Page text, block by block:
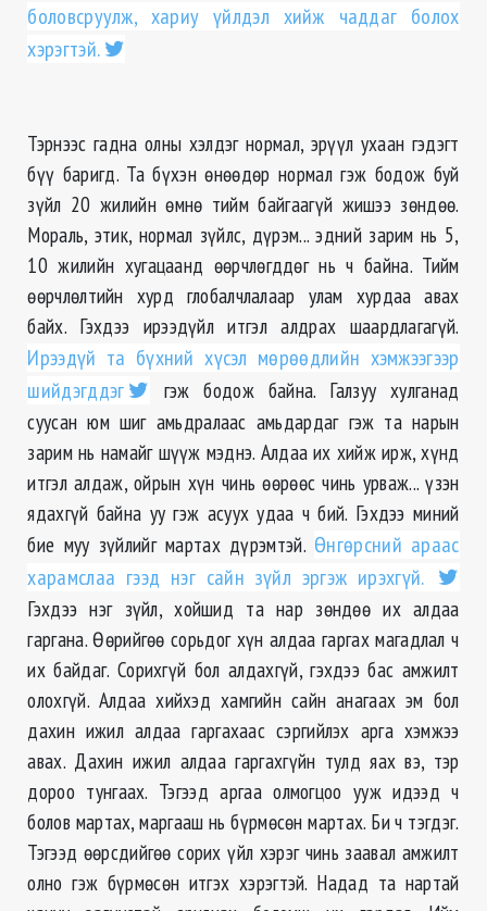
боловсруулж, хариу үйлдэл хийж чаддаг болох
хэрэгтэй.
Тэрнээс гадна олны хэлдэг нормал, эрүүл ухаан гэдэгт
бүү баригд. Та бүхэн өнөөдөр нормал гэж бодож буй
зүйл 20 жилийн өмнө тийм байгаагүй жишээ зөндөө.
Мораль, этик, нормал зүйлс, дүрэм... эдний зарим нь 5,
10 жилийн хугацаанд өөрчлөгддөг нь ч байна. Тийм
өөрчлөлтийн хурд глобалчлалаар улам хурдаа авах
байх. Гэхдээ ирээдүйл итгэл алдрах шаардлагагүй.
Ирээдүй та бүхний хүсэл мөрөөдлийн хэмжээгээр
шийдэгддэг
гэж бодож байна. Галзуу хулганад
суусан юм шиг амьдралаас амьдардаг гэж та нарын
зарим нь намайг шүүж мэднэ. Алдаа их хийж ирж, хүнд
итгэл алдаж, ойрын хүн чинь өөрөөс чинь урваж... үзэн
ядахгүй байна уу гэж асуух удаа ч бий. Гэхдээ миний
бие муу зүйлийг мартах дүрэмтэй. Өнгөрсний араас
харамслаа гээд нэг сайн зүйл эргэж ирэхгүй.
Гэхдээ нэг зүйл, хойшид та нар зөндөө их алдаа
гаргана. Өөрийгөө сорьдог хүн алдаа гаргах магадлал ч
их байдаг. Сорихгүй бол алдахгүй, гэхдээ бас амжилт
олохгүй. Алдаа хийхэд хамгийн сайн анагаах эм бол
дахин ижил алдаа гаргахаас сэргийлэх арга хэмжээ
авах. Дахин ижил алдаа гаргахгүйн тулд яах вэ, тэр
дороо тунгаах. Тэгээд аргаа олмогцоо ууж идээд ч
болов мартах, маргааш нь бүрмөсөн мартах. Би ч тэгдэг.
Тэгээд өөрсдийгөө сорих үйл хэрэг чинь заавал амжилт
олно гэж бүрмөсөн итгэх хэрэгтэй. Надад та нартай